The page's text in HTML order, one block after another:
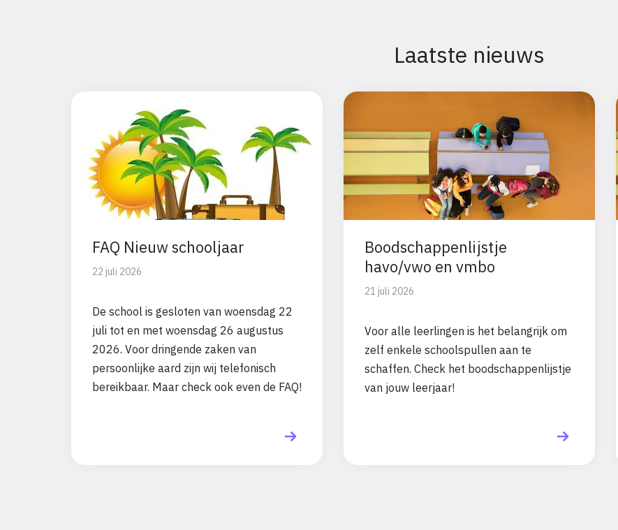
Laatste nieuws
FAQ Nieuw schooljaar
22 juli 2026
De school is gesloten van woensdag 22
juli tot en met woensdag 26 augustus
2026. Voor dringende zaken van
persoonlijke aard zijn wij telefonisch
bereikbaar. Maar check ook even de FAQ!
Boodschappenlijstje
havo/vwo en vmbo
21 juli 2026
Voor alle leerlingen is het belangrijk om
zelf enkele schoolspullen aan te
schaffen. Check het boodschappenlijstje
van jouw leerjaar!